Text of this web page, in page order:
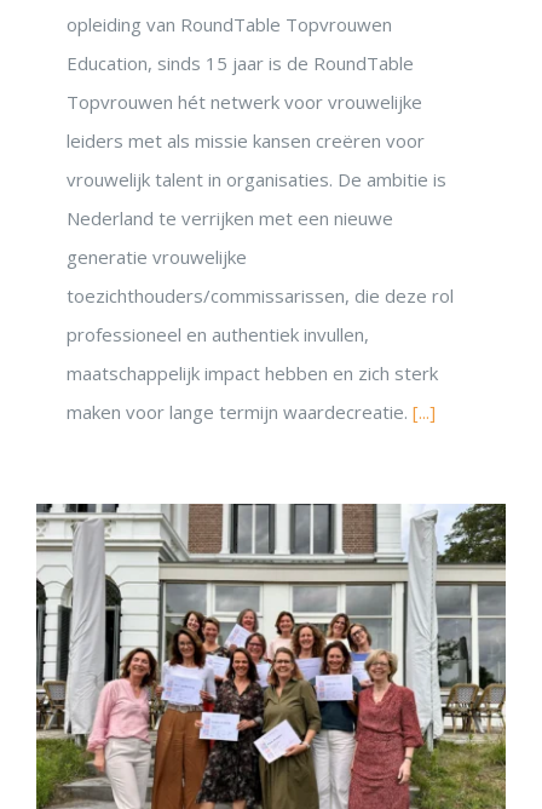
opleiding van RoundTable Topvrouwen
Education, sinds 15 jaar is de RoundTable
Topvrouwen hét netwerk voor vrouwelijke
leiders met als missie kansen creëren voor
vrouwelijk talent in organisaties. De ambitie is
Nederland te verrijken met een nieuwe
generatie vrouwelijke
toezichthouders/commissarissen, die deze rol
professioneel en authentiek invullen,
maatschappelijk impact hebben en zich sterk
maken voor lange termijn waardecreatie. [...]